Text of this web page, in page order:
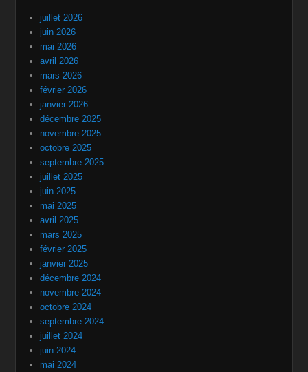
juillet 2026
juin 2026
mai 2026
avril 2026
mars 2026
février 2026
janvier 2026
décembre 2025
novembre 2025
octobre 2025
septembre 2025
juillet 2025
juin 2025
mai 2025
avril 2025
mars 2025
février 2025
janvier 2025
décembre 2024
novembre 2024
octobre 2024
septembre 2024
juillet 2024
juin 2024
mai 2024